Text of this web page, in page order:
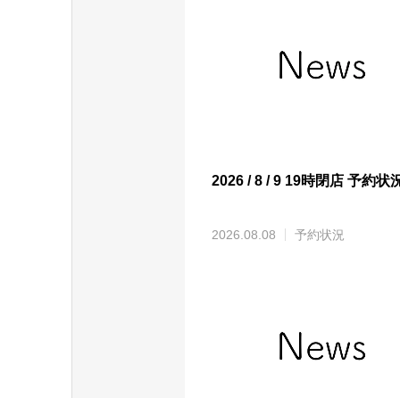
2026 / 8 / 9 19時閉店 予約状
2026.08.08 予約状況